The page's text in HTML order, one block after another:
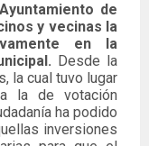
de
y vecinas la
en la
Desde la
la cual tuvo lugar
la de votación
ha podido
inversiones